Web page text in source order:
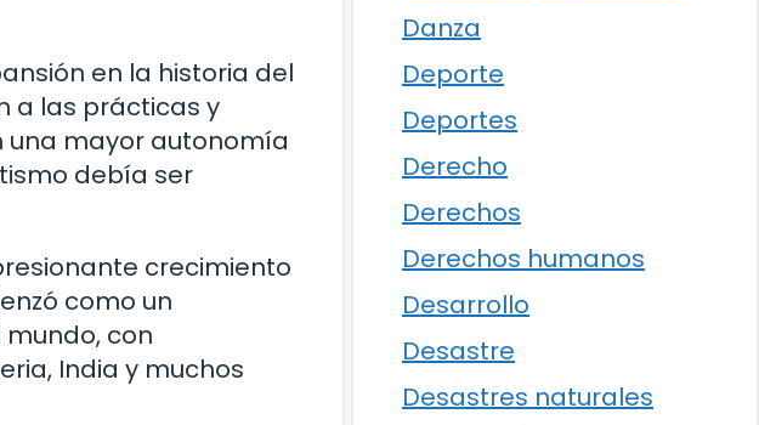
en la historia del
a las prácticas y
una mayor autonomía
debía ser
crecimiento
como un
con
India y muchos
Danza
Deporte
Deportes
Derecho
Derechos
Derechos humanos
Desarrollo
Desastre
Desastres naturales